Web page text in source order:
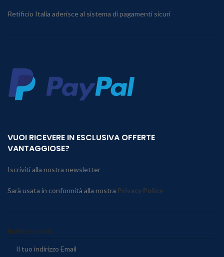
Retificio Italia aderisce al sistema di pagamenti sicuri
VUOI RICEVERE IN ESCLUSIVA OFFERTE
VANTAGGIOSE?
Iscriviti alla nostra newsletter
Sarà usata in conformità alla nostra Privacy Policy
Indirizzo mail: